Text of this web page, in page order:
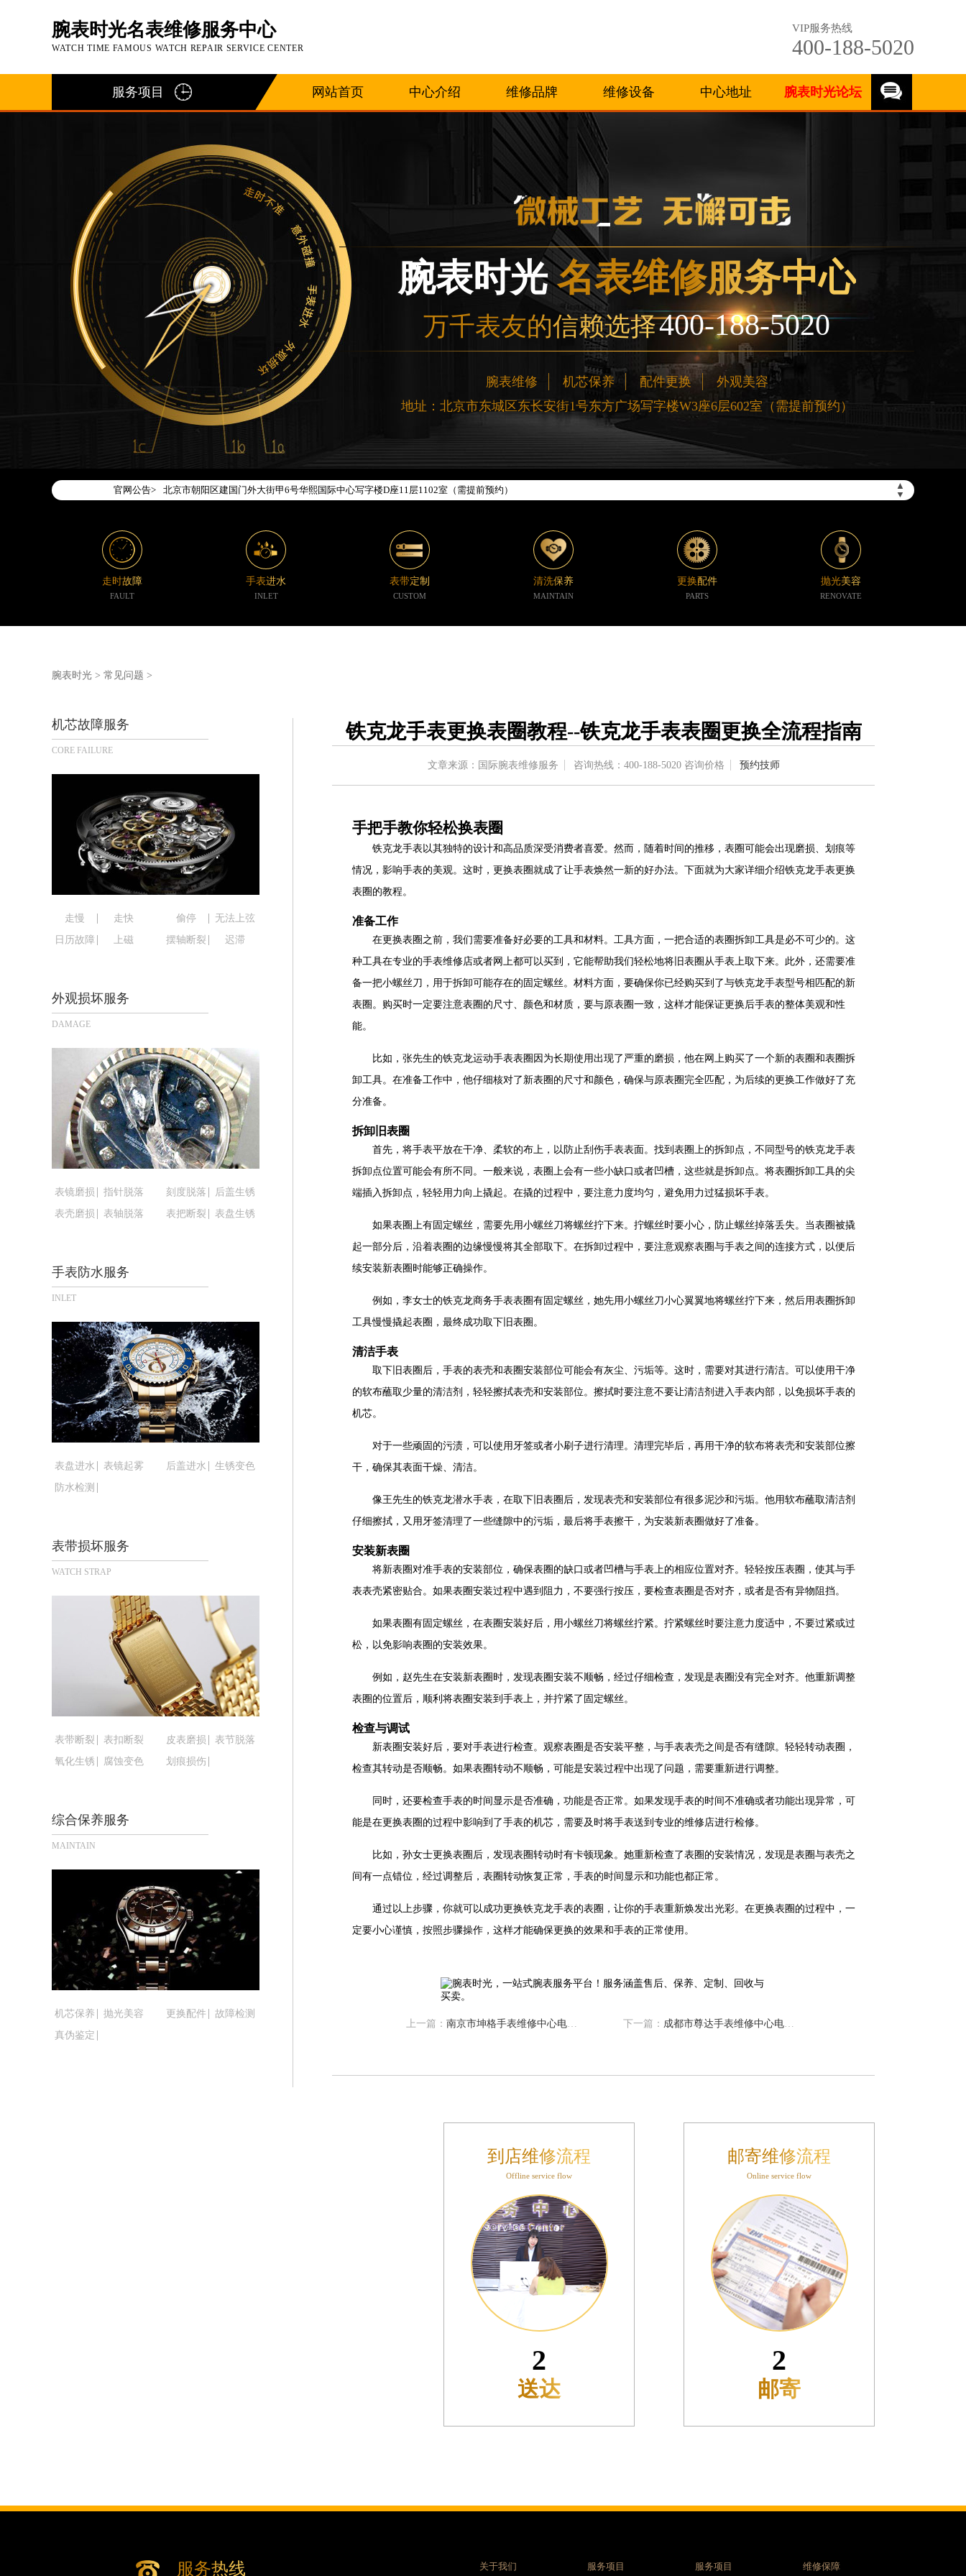
腕表时光名表维修服务中心
WATCH TIME FAMOUS WATCH REPAIR SERVICE CENTER
VIP服务热线
400-188-5020
服务项目 网站首页 中心介绍 维修品牌 维修设备 中心地址 腕表时光论坛
腕表时光 名表维修服务中心
万千表友的信赖选择400-188-5020
腕表维修 机芯保养 配件更换
外观美容
地址：北京市东城区东长安街1号东方广场写字楼W3座6层602室（需提前预约）
官网公告>
▲
▼
2026年7月腕表时光中国区售后服务网络优化升级公告
2026年7月腕表时光全国官方售后客户服务热线：400-188-5020
腕表时光官方全国统一服务热线400-188-5020，服务覆盖中国大陆、香港、澳门、台湾全部区域（非大陆需加拨“+86”）
2026年7月腕表时光售后服务中心最新网点地址：
北京市东城区东长安街1号东方广场写字楼W3座6层602室（需提前预约）
北京市朝阳区建国门外大街甲6号华熙国际中心写字楼D座11层1102室（需提前预约）
天津市和平区赤峰道136号天津国际金融中心写字楼26层2603室（需提前预约）
上海市黄浦区南京东路299号宏伊国际广场写字楼8层806室（需提前预约）
南京市秦淮区中山南路1号（新街口）南京中心写字楼22层C1-1室（需提前预约）
常州市新北区龙锦路1590号现代传媒中心写字楼5号楼10层1008室（需提前预约）
徐州市鼓楼区淮海东路29号苏宁广场IFC国际金融中心写字楼35层3508室（需提前预约）
绍兴市越城区胜利东路379号世茂天际中心写字楼8层805室（需提前预约）
南昌市红谷滩新区红谷中大道998号绿地双子塔（中央广场）A1座办公楼14层07室（需提前预约）
济南市历下区经十路11111号华润中心写字楼（万象城）15层1508室（需提前预约）
广州市天河区天河路230号万菱汇国际中心写字楼A塔7层704室（需提前预约）
广州市越秀区环市东路371-375号世界贸易中心大厦南塔写字楼15层07室（需提前预约）
深圳市罗湖区深南东路5001号华润大厦写字楼17层1701室（需提前预约）
惠州市惠城区江北文昌一路7号华贸大厦写字楼1座30层05室（需提前预约）
厦门市思明区湖滨东路95号华润大厦写字楼B座11层1104室（需提前预约）
福州市鼓楼区五四路128-1号恒力城写字楼15层03室（需提前预约）
成都市锦江区人民东路6号SAC东原中心写字楼24层2406B室（需提前预约）
太原市迎泽区解放路15号亨得利名表服务中心（品牌授权店）3层整层（需提前预约）
沈阳市沈河区中街路137号亨得利名表服务中心（品牌授权店）1层整层（需提前预约）
沈阳市沈河区中街路83号亨得利名表服务中心（品牌授权店）1层整层（需提前预约）
乌鲁木齐市天山区红山路26号时代广场（CCMALL）C座17层17-B（需提前预约）
温州市鹿城区锦绣路1067号置信广场10层1015室（需提前预约）
哈尔滨市道里区友谊西路600号富力中心T2座写字楼29层03室（需提前预约）
大连市中山区人民路15号国际金融大厦7层G室（需提前预约）
佛山市禅城区季华五路57号万科金融中心C座12层1205室（需提前预约）
东莞市东城街道鸿福东路1号民盈国贸中心T1写字楼9层907室（需提前预约）
无锡市梁溪区人民中路139号恒隆广场写字楼1座11层1104室（需提前预约）
南通市崇川区工农路57号圆融广场写字楼16层1603室（需提前预约）
武汉市江汉区解放大道686号世界贸易大厦38层09室（需提前预约）
南宁市青秀区金湖路59号地王大厦12楼1224室（需提前预约）
合肥市蜀山区潜山路111号万象城华润大厦B座12楼03室（需提前预约）
泉州市丰泽区宝洲路729号浦西万达中心写字楼A座7楼709室（需提前预约）
青岛市南区山东路6号华润大厦B座22层04室（需提前预约）
烟台市芝罘区胜利路139号万达金融中心A座907室（需提前预约）
长春市朝阳区西安大路727号中银大厦A座(旺进大厦)18层09室（需提前预约）
贵阳市南明区都司高架桥路33号亨特国际金融中心14楼14D（需提前预约）
昆明市盘龙区北京路928号同德昆明广场写字楼10层06室（需提前预约）
石家庄市长安区中山东路39号勒泰中心写字楼B座13层07室（需提前预约）
唐山市路南区新华东道100号万达广场写字楼A座10层1002室（需提前预约）
台州市椒江区东海大道1800号腾达中心东1幢20楼2002室（需提前预约）
甘肃省兰州市七里河区西津西路16号兰州中心写字楼21层2102室（需提前预约）
重庆市解放碑渝中区民权路28号英利国际金融中心写字楼20层01室（需提前预约）
黑龙江省大庆市萨尔图区会战大街腕表时光售后服务中心（需提前预约）
黑龙江省鹤岗市向阳区红军路腕表时光售后服务中心（需提前预约）
黑龙江省黑河市爱辉区中央街腕表时光售后服务中心（需提前预约）
黑龙江省鸡西市鸡冠区红军路腕表时光售后服务中心（需提前预约）
黑龙江省佳木斯市向阳区长安路腕表时光售后服务中心（需提前预约）
黑龙江省牡丹江市东安区太平路腕表时光售后服务中心（需提前预约）
黑龙江省七台河市桃山区大同街腕表时光售后服务中心（需提前预约）
黑龙江省齐齐哈尔市龙沙区龙华路腕表时光售后服务中心（需提前预约）
黑龙江省双鸭山市尖山区新兴大街腕表时光售后服务中心（需提前预约）
黑龙江省伊春市伊美区通河路腕表时光售后服务中心（需提前预约）
吉林省白城市洮北区明仁南街腕表时光售后服务中心（需提前预约）
吉林省白山市浑江区浑江大街腕表时光售后服务中心（需提前预约）
吉林省吉林市船营区河南街腕表时光售后服务中心（需提前预约）
吉林省辽源市龙山区人民大街腕表时光售后服务中心（需提前预约）
吉林省梅河口市新华街道梅河大街腕表时光售后服务中心（需提前预约）
吉林省四平市铁东区紫气大路与南九经街交汇处腕表时光售后服务中心（需提前预约）
吉林省松原市宁江区五环大街腕表时光售后服务中心（需提前预约）
吉林省通化市东昌区环通乡江南大街腕表时光售后服务中心（需提前预约）
辽宁省本溪市平山区胜利路腕表时光售后服务中心（需提前预约）
辽宁省营口市站前区市府路与渤海大街交叉口腕表时光售后服务中心（需提前预约）
辽宁省沈阳市沈河区中街路137号亨得利名表维修授权店1楼腕表时光售后服务中心（需提前预约）
辽宁省沈阳市沈河区中街路83号亨得利名表维修授权店1楼腕表时光售后服务中心（需提前预约）
北京市朝阳区建国门外大街甲6号华熙国际中心D座11层1102室腕表时光售后服务中心（需提前预约）
北京市东城区东长安街1号王府井东方广场W3座6层602室腕表时光售后服务中心（需提前预约）
河北省保定市竞秀区朝阳北大街北国先天下腕表时光售后服务中心（需提前预约）
内蒙古自治区包头市青山区幸福路甲3号王府井百货名表维修腕表时光售后服务中心（需提前预约）
山西省大同市平城区迎宾街腕表时光售后服务中心（需提前预约）
走时故障
FAULT
手表进水
INLET
表带定制
CUSTOM
清洗保养
MAINTAIN
更换配件
PARTS
抛光美容
RENOVATE
腕表时光 > 常见问题 >
机芯故障服务
CORE FAILURE
走慢 走快 偷停
无法上弦
日历故障
上磁 摆轴断裂 迟滞
外观损坏服务
DAMAGE
表镜磨损 指针脱落 刻度脱落
后盖生锈
表壳磨损
表轴脱落 表把断裂 表盘生锈
手表防水服务
INLET
表盘进水 表镜起雾 后盖进水
生锈变色
防水检测
表带损坏服务
WATCH STRAP
表带断裂 表扣断裂 皮表磨损
表节脱落
氧化生锈
腐蚀变色 划痕损伤
综合保养服务
MAINTAIN
机芯保养 抛光美容 更换配件
故障检测
真伪鉴定
铁克龙手表更换表圈教程--铁克龙手表表圈更换全流程指南
文章来源：国际腕表维修服务 咨询热线： 400-188-5020咨询价格 预约技师
手把手教你轻松换表圈
铁克龙手表以其独特的设计和高品质深受消费者喜爱。然而，随着时间的推移，表圈可能会出现磨损、划痕等
情况，影响手表的美观。这时，更换表圈就成了让手表焕然一新的好办法。下面就为大家详细介绍铁克龙手表更换
表圈的教程。
准备工作
在更换表圈之前，我们需要准备好必要的工具和材料。工具方面，一把合适的表圈拆卸工具是必不可少的。这
种工具在专业的手表维修店或者网上都可以买到，它能帮助我们轻松地将旧表圈从手表上取下来。此外，还需要准
备一把小螺丝刀，用于拆卸可能存在的固定螺丝。材料方面，要确保你已经购买到了与铁克龙手表型号相匹配的新
表圈。购买时一定要注意表圈的尺寸、颜色和材质，要与原表圈一致，这样才能保证更换后手表的整体美观和性
能。
比如，张先生的铁克龙运动手表表圈因为长期使用出现了严重的磨损，他在网上购买了一个新的表圈和表圈拆
卸工具。在准备工作中，他仔细核对了新表圈的尺寸和颜色，确保与原表圈完全匹配，为后续的更换工作做好了充
分准备。
拆卸旧表圈
首先，将手表平放在干净、柔软的布上，以防止刮伤手表表面。找到表圈上的拆卸点，不同型号的铁克龙手表
拆卸点位置可能会有所不同。一般来说，表圈上会有一些小缺口或者凹槽，这些就是拆卸点。将表圈拆卸工具的尖
端插入拆卸点，轻轻用力向上撬起。在撬的过程中，要注意力度均匀，避免用力过猛损坏手表。
如果表圈上有固定螺丝，需要先用小螺丝刀将螺丝拧下来。拧螺丝时要小心，防止螺丝掉落丢失。当表圈被撬
起一部分后，沿着表圈的边缘慢慢将其全部取下。在拆卸过程中，要注意观察表圈与手表之间的连接方式，以便后
续安装新表圈时能够正确操作。
例如，李女士的铁克龙商务手表表圈有固定螺丝，她先用小螺丝刀小心翼翼地将螺丝拧下来，然后用表圈拆卸
工具慢慢撬起表圈，最终成功取下旧表圈。
清洁手表
取下旧表圈后，手表的表壳和表圈安装部位可能会有灰尘、污垢等。这时，需要对其进行清洁。可以使用干净
的软布蘸取少量的清洁剂，轻轻擦拭表壳和安装部位。擦拭时要注意不要让清洁剂进入手表内部，以免损坏手表的
机芯。
对于一些顽固的污渍，可以使用牙签或者小刷子进行清理。清理完毕后，再用干净的软布将表壳和安装部位擦
干，确保其表面干燥、清洁。
像王先生的铁克龙潜水手表，在取下旧表圈后，发现表壳和安装部位有很多泥沙和污垢。他用软布蘸取清洁剂
仔细擦拭，又用牙签清理了一些缝隙中的污垢，最后将手表擦干，为安装新表圈做好了准备。
安装新表圈
将新表圈对准手表的安装部位，确保表圈的缺口或者凹槽与手表上的相应位置对齐。轻轻按压表圈，使其与手
表表壳紧密贴合。如果表圈安装过程中遇到阻力，不要强行按压，要检查表圈是否对齐，或者是否有异物阻挡。
如果表圈有固定螺丝，在表圈安装好后，用小螺丝刀将螺丝拧紧。拧紧螺丝时要注意力度适中，不要过紧或过
松，以免影响表圈的安装效果。
例如，赵先生在安装新表圈时，发现表圈安装不顺畅，经过仔细检查，发现是表圈没有完全对齐。他重新调整
表圈的位置后，顺利将表圈安装到手表上，并拧紧了固定螺丝。
检查与调试
新表圈安装好后，要对手表进行检查。观察表圈是否安装平整，与手表表壳之间是否有缝隙。轻轻转动表圈，
检查其转动是否顺畅。如果表圈转动不顺畅，可能是安装过程中出现了问题，需要重新进行调整。
同时，还要检查手表的时间显示是否准确，功能是否正常。如果发现手表的时间不准确或者功能出现异常，可
能是在更换表圈的过程中影响到了手表的机芯，需要及时将手表送到专业的维修店进行检修。
比如，孙女士更换表圈后，发现表圈转动时有卡顿现象。她重新检查了表圈的安装情况，发现是表圈与表壳之
间有一点错位，经过调整后，表圈转动恢复正常，手表的时间显示和功能也都正常。
通过以上步骤，你就可以成功更换铁克龙手表的表圈，让你的手表重新焕发出光彩。在更换表圈的过程中，一
定要小心谨慎，按照步骤操作，这样才能确保更换的效果和手表的正常使用。
上一篇： 南京市坤格手表维修中心电话（提供专业维修服务，放心选择） 下一篇： 成都市尊达手表维修中心电话（提供专业维修服务，让您的手表焕然一新）
到店维修流程
Offline service flow
3
预检
邮寄维修流程
Online service flow
3
接收
服务热线 关于我们 服务项目 服务项目 维修保障